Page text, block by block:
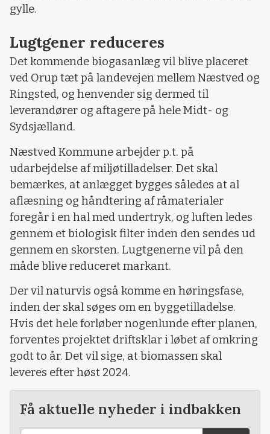
gylle.
Lugtgener reduceres
Det kommende biogasanlæg vil blive placeret
ved Orup tæt på landevejen mellem Næstved og
Ringsted, og henvender sig dermed til
leverandører og aftagere på hele Midt- og
Sydsjælland.
Næstved Kommune arbejder p.t. på
udarbejdelse af miljøtilladelser. Det skal
bemærkes, at anlægget bygges således at al
aflæsning og håndtering af råmaterialer
foregår i en hal med undertryk, og luften ledes
gennem et biologisk filter inden den sendes ud
gennem en skorsten. Lugtgenerne vil på den
måde blive reduceret markant.
Der vil naturvis også komme en høringsfase,
inden der skal søges om en byggetilladelse.
Hvis det hele forløber nogenlunde efter planen,
forventes projektet driftsklar i løbet af omkring
godt to år. Det vil sige, at biomassen skal
leveres efter høst 2024.
Få aktuelle nyheder i indbakken